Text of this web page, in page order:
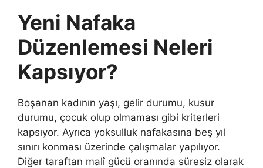
Yeni Nafaka
Düzenlemesi Neleri
Kapsıyor?
Boşanan kadının yaşı, gelir durumu, kusur
durumu, çocuk olup olmaması gibi kriterleri
kapsıyor. Ayrıca yoksulluk nafakasına beş yıl
sınırı konması üzerinde çalışmalar yapılıyor.
Diğer taraftan malî gücü oranında süresiz olarak